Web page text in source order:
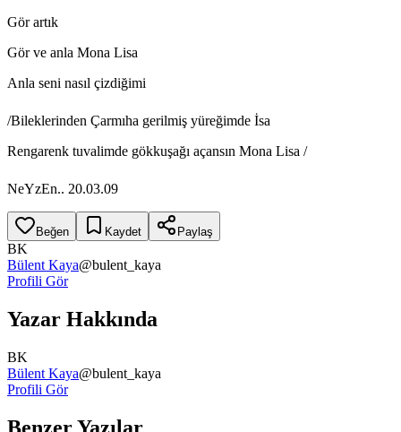
Gör artık
Gör ve anla Mona Lisa
Anla seni nasıl çizdiğimi
/Bileklerinden Çarmıha gerilmiş yüreğimde İsa
Rengarenk tuvalimde gökkuşağı açansın Mona Lisa /
NeYzEn.. 20.03.09
Beğen Kaydet Paylaş
BK
Bülent Kaya@bulent_kaya
Profili Gör
Yazar Hakkında
BK
Bülent Kaya@bulent_kaya
Profili Gör
Benzer Yazılar